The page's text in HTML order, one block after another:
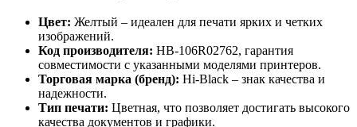
Цвет: Желтый – идеален для печати ярких и четких
изображений.
Код производителя: HB-106R02762, гарантия
совместимости с указанными моделями принтеров.
Торговая марка (бренд): Hi-Black – знак качества и
надежности.
Тип печати: Цветная, что позволяет достигать высокого
качества документов и графики.